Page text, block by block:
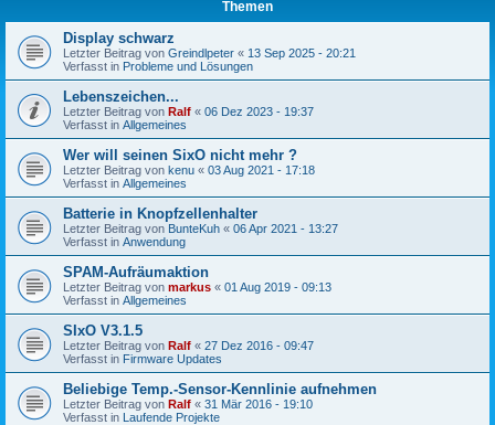
Themen
Display schwarz
Letzter Beitrag von Greindlpeter « 13 Sep 2025 - 20:21
Verfasst in Probleme und Lösungen
Lebenszeichen...
Letzter Beitrag von Ralf « 06 Dez 2023 - 19:37
Verfasst in Allgemeines
Wer will seinen SixO nicht mehr ?
Letzter Beitrag von kenu « 03 Aug 2021 - 17:18
Verfasst in Allgemeines
Batterie in Knopfzellenhalter
Letzter Beitrag von BunteKuh « 06 Apr 2021 - 13:27
Verfasst in Anwendung
SPAM-Aufräumaktion
Letzter Beitrag von markus « 01 Aug 2019 - 09:13
Verfasst in Allgemeines
SIxO V3.1.5
Letzter Beitrag von Ralf « 27 Dez 2016 - 09:47
Verfasst in Firmware Updates
Beliebige Temp.-Sensor-Kennlinie aufnehmen
Letzter Beitrag von Ralf « 31 Mär 2016 - 19:10
Verfasst in Laufende Projekte